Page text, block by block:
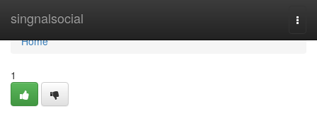
singnalsocial
Home
Home
1